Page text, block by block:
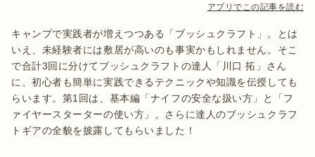
アプリでこの記事を読む
キャンプで実践者が増えつつある「ブッシュクラフト」。とは
いえ、未経験者には敷居が高いのも事実かもしれません。そこ
で合計3回に分けてブッシュクラフトの達人「川口 拓」さん
に、初心者も簡単に実践できるテクニックや知識を伝授しても
らいます。第1回は、基本編「ナイフの安全な扱い方」と「フ
ァイヤースターターの使い方」。さらに達人のブッシュクラフ
トギアの全貌を披露してもらいました！